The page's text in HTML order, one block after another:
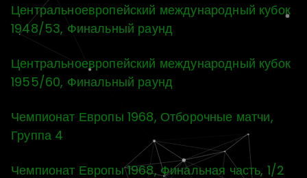
Центральноевропейский международный кубок
1948/53, Финальный раунд
Центральноевропейский международный кубок
1955/60, Финальный раунд
Чемпионат Европы 1968, Отборочные матчи,
Группа 4
Чемпионат Европы 1968, Финальная часть, 1/2